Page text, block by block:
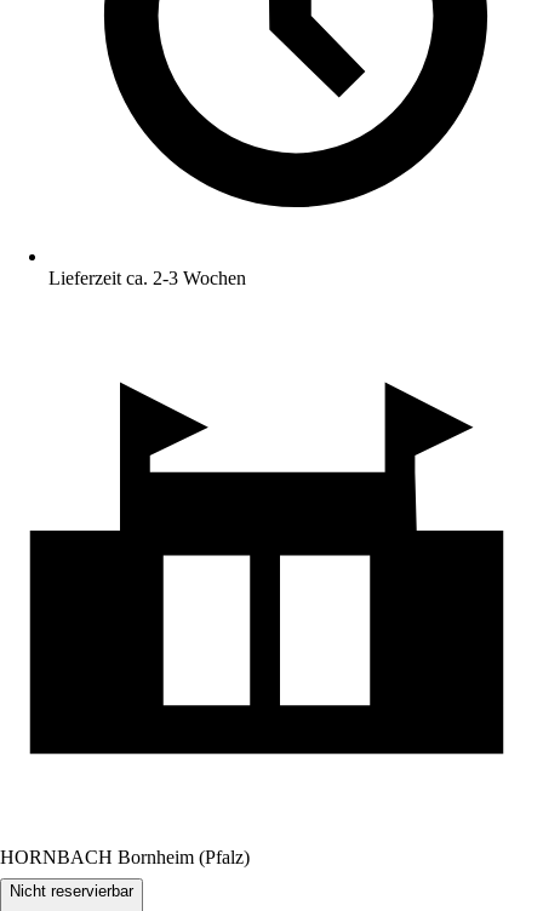
Lieferzeit ca. 2-3 Wochen
HORNBACH Bornheim (Pfalz)
Nicht reservierbar